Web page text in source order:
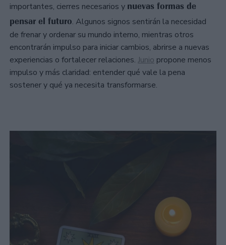
importantes, cierres necesarios y nuevas formas de
pensar el futuro. Algunos signos sentirán la necesidad
de frenar y ordenar su mundo interno, mientras otros
encontrarán impulso para iniciar cambios, abrirse a nuevas
experiencias o fortalecer relaciones. Junio propone menos
impulso y más claridad: entender qué vale la pena
sostener y qué ya necesita transformarse.